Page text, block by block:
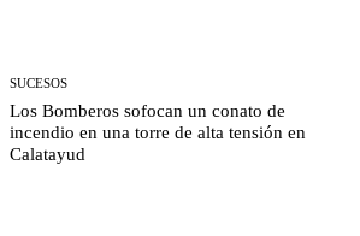
SUCESOS
Los Bomberos sofocan un conato de
incendio en una torre de alta tensión en
Calatayud